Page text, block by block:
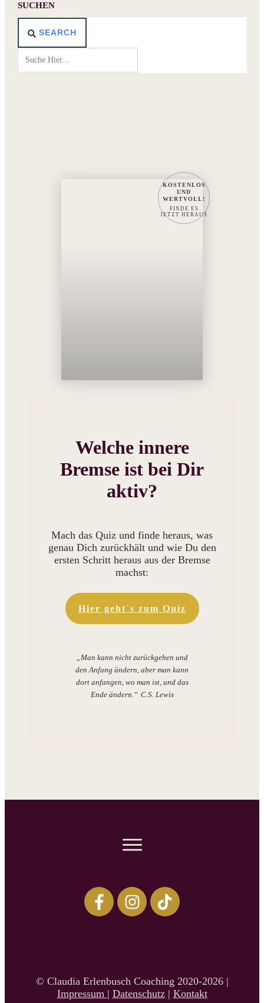
SUCHEN
SEARCH
Welche innere
Bremse ist bei Dir
aktiv?
Mach das Quiz und finde heraus, was
genau Dich zurückhält und wie Du den
ersten Schritt heraus aus der Bremse
machst:
Hier geht´s zum Quiz
„Man kann nicht zurückgehen und
den Anfang ändern, aber man kann
dort anfangen, wo man ist, und das
Ende ändern.“ C.S. Lewis
KOSTENLOS
UND
WERTVOLL!
FINDE ES
JETZT HERAUS
© Claudia Erlenbusch Coaching 2020-2026 |
Impressum | Datenschutz | Kontakt